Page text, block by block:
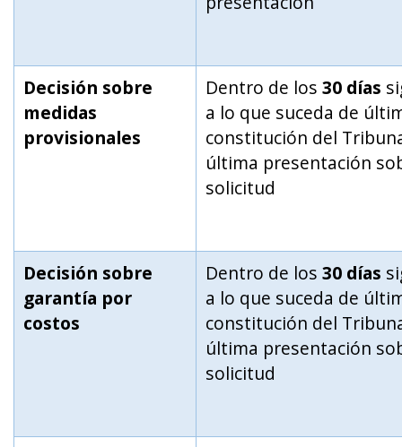
Decisión sobre
medidas
provisionales
Dentro de los 30 días
a lo que suceda de
constitución del
última presentación
solicitud
Decisión sobre
garantía por
costos
Dentro de los 30 días
a lo que suceda de
constitución del
última presentación
solicitud